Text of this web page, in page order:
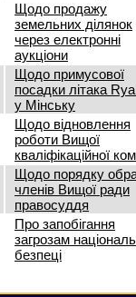
Щодо продажу
земельних ділянок
через електронні
аукціони
Щодо примусової
посадки літака
у Мінську
Щодо відновлення
роботи Вищої
кваліфікаційної
Щодо порядку
членів Вищої ради
правосуддя
Про запобігання
загрозам
безпеці